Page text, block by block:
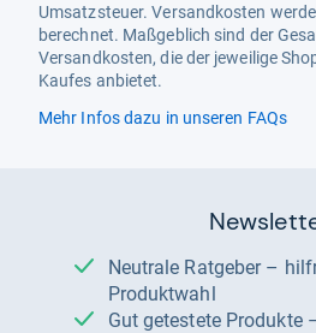
Umsatzsteuer. Versandkosten
berechnet. Maßgeblich sind der
Versandkosten, die der jeweilige
Kaufes anbietet.
Mehr Infos dazu in unseren FAQs
Neutrale Ratgeber – hilfreich für Ihre
Produktwahl
Gut getestete Produkte – passend zur